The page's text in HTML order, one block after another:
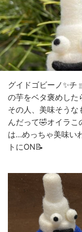
グイドゴビーノ✨
の芋をベタ褒めし
その人、美味そうな
んだって🤣オイラ
は…めっちゃ美味い
トにON📝